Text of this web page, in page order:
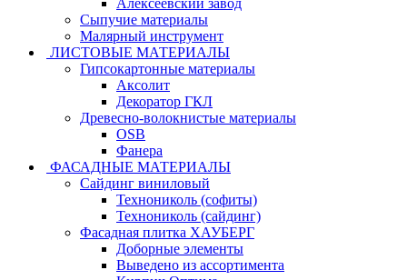
Алексеевский завод
Сыпучие материалы
Малярный инструмент
ЛИСТОВЫЕ МАТЕРИАЛЫ
Гипсокартонные материалы
Аксолит
Декоратор ГКЛ
Древесно-волокнистые материалы
OSB
Фанера
ФАСАДНЫЕ МАТЕРИАЛЫ
Сайдинг виниловый
Технониколь (софиты)
Технониколь (сайдинг)
Фасадная плитка ХАУБЕРГ
Доборные элементы
Выведено из ассортимента